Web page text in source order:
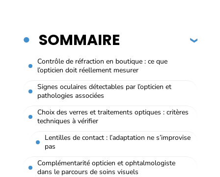
SOMMAIRE
Contrôle de réfraction en boutique : ce que
l’opticien doit réellement mesurer
Signes oculaires détectables par l’opticien et
pathologies associées
Choix des verres et traitements optiques : critères
techniques à vérifier
Lentilles de contact : l’adaptation ne s’improvise
pas
Complémentarité opticien et ophtalmologiste
dans le parcours de soins visuels